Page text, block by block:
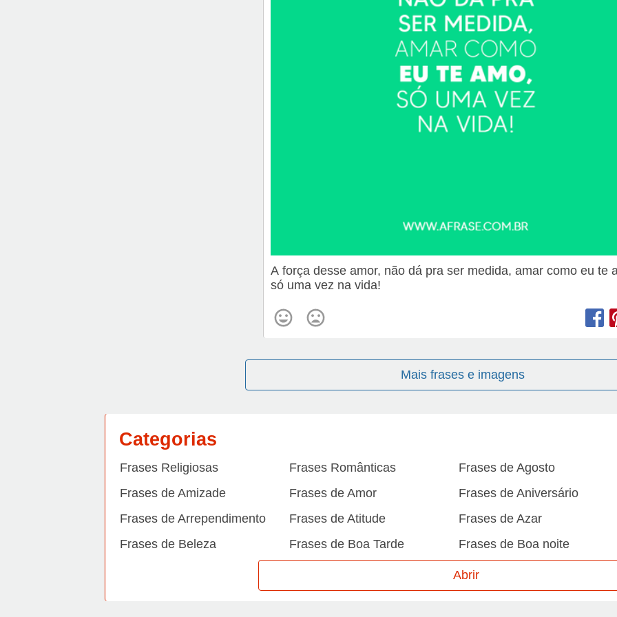
A força desse amor, não dá pra ser medida, amar como eu te
só uma vez na vida!
Mais frases e imagens
Categorias
Frases Religiosas Frases Românticas
Frases de Agosto
Frases de Amizade
Frases de Amor
Frases de Aniversário
Frases de Arrependimento
Frases de Atitude
Frases de Azar
Frases de Beleza
Frases de Boa Tarde
Frases de Boa noite
Frases de Caráter
Frases de Desculpa
Frases de Dezembro
Abrir